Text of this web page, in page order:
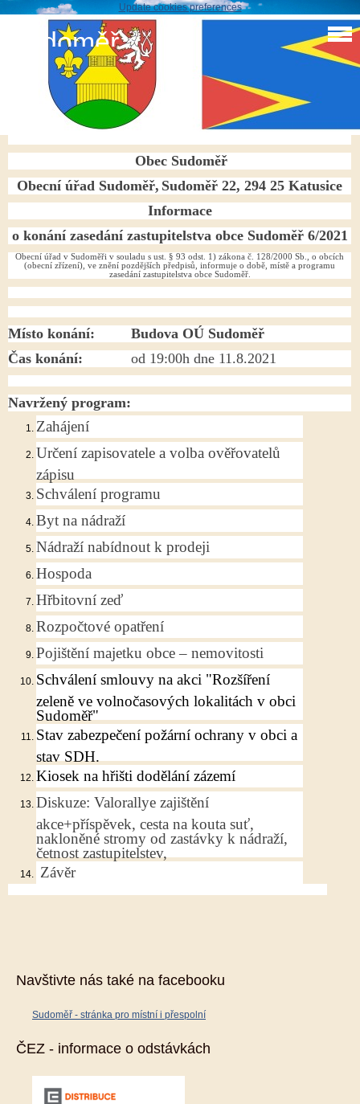
Update cookies preferences
Sudoměř
Zastupitelstvo obce 6/2021
Zastupitelstvo obce Sudoměř 6. 2021
Obec Sudoměř
Obecní úřad Sudoměř, Sudoměř 22, 294 25 Katusice
Informace
o konání zasedání zastupitelstva obce Sudoměř 6/2021
Obecní úřad v Sudoměři v souladu s ust. § 93 odst. 1) zákona č. 128/2000 Sb., o obcích
(obecní zřízení), ve znění pozdějších předpisů, informuje o době, místě a programu
zasedání zastupitelstva obce Sudoměř.
Místo konání: Budova OÚ Sudoměř
Čas konání: od 19:00h dne 11.8.2021
Navržený program:
Zahájení
Určení zapisovatele a volba ověřovatelů
zápisu
Schválení programu
Byt na nádraží
Nádraží nabídnout k prodeji
Hospoda
Hřbitovní zeď
Rozpočtové opatření
Pojištění majetku obce – nemovitosti
Schválení smlouvy na akci "Rozšíření
zeleně ve volnočasových lokalitách v obci
Sudoměř"
Stav zabezpečení požární ochrany v obci a
stav SDH.
Kiosek na hřišti dodělání zázemí
Diskuze: Valorallye zajištění
akce+příspěvek, cesta na kouta suť,
nakloněné stromy od zastávky k nádraží,
četnost zastupitelstev,
Závěr
Navštivte nás také na facebooku
Sudoměř - stránka pro místní i přespolní
ČEZ - informace o odstávkách